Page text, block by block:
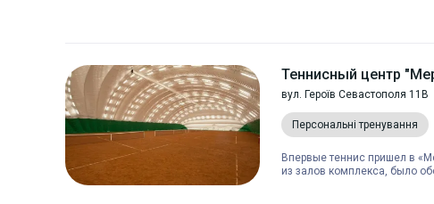
Теннисный центр
вул. Героїв Севастополя 11В
Персональні тренування
Впервые теннис пришел в
из залов комплекса, было